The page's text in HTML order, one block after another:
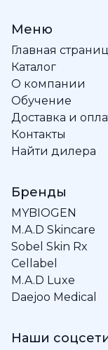
Меню
Главная
Каталог
О компании
Обучение
Доставка и
Контакты
Найти дилера
Бренды
MYBIOGEN
M.A.D Skincare
Sobel Skin Rx
Cellabel
M.A.D Luxe
Daejoo Medical
Наши